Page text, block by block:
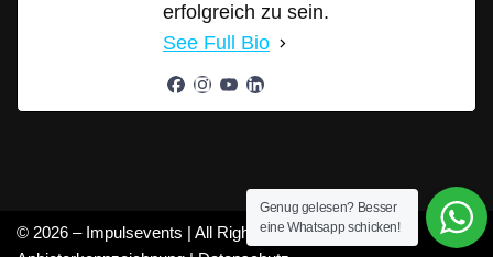
erfolgreich zu sein.
See Full Bio
© 2026 – Impulsevents | All Rights Reserved |
Genug gelesen? Besser
eine Whatsapp schicken!